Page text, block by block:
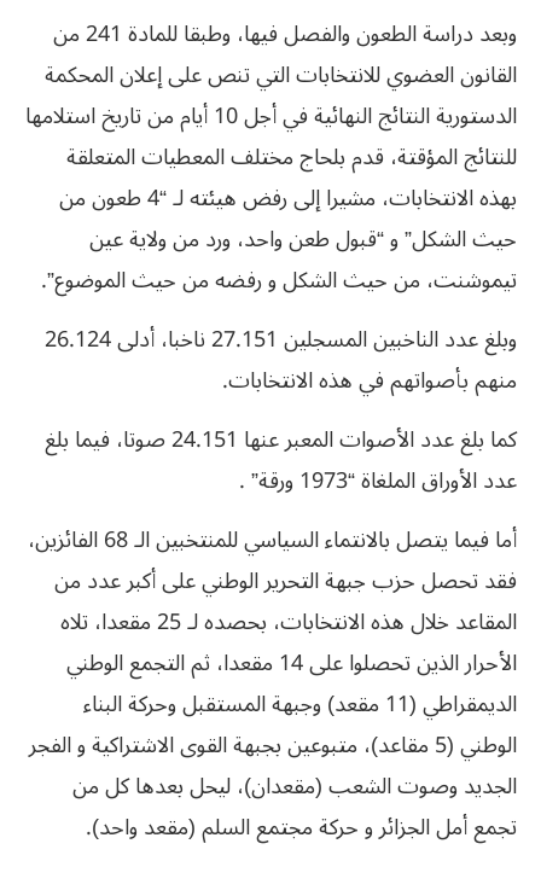
وبعد دراسة الطعون والفصل فيها، وطبقا للمادة 241 من
القانون العضوي للانتخابات التي تنص على إعلان المحكمة
الدستورية النتائج النهائية في أجل 10 أيام من تاريخ استلامها
للنتائج المؤقتة، قدم بلحاج مختلف المعطيات المتعلقة
بهذه الانتخابات، مشيرا إلى رفض هيئته لـ “4 طعون من
حيث الشكل” و “قبول طعن واحد، ورد من ولاية عين
تيموشنت، من حيث الشكل و رفضه من حيث الموضوع”.
وبلغ عدد الناخبين المسجلين 27.151 ناخبا، أدلى 26.124
منهم بأصواتهم في هذه الانتخابات.
كما بلغ عدد الأصوات المعبر عنها 24.151 صوتا، فيما بلغ
عدد الأوراق الملغاة “1973 ورقة” .
أما فيما يتصل بالانتماء السياسي للمنتخبين الـ 68 الفائزين،
فقد تحصل حزب جبهة التحرير الوطني على أكبر عدد من
المقاعد خلال هذه الانتخابات، بحصده لـ 25 مقعدا، تلاه
الأحرار الذين تحصلوا على 14 مقعدا، ثم التجمع الوطني
الديمقراطي (11 مقعد) وجبهة المستقبل وحركة البناء
الوطني (5 مقاعد)، متبوعين بجبهة القوى الاشتراكية و الفجر
الجديد وصوت الشعب (مقعدان)، ليحل بعدها كل من
تجمع أمل الجزائر و حركة مجتمع السلم (مقعد واحد).